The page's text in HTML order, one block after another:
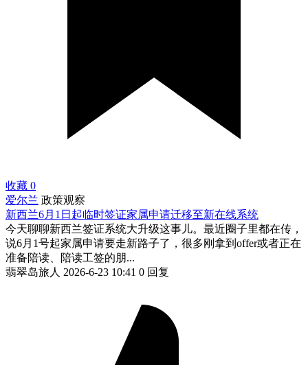
收藏 0
爱尔兰 政策观察
新西兰6月1日起临时签证家属申请迁移至新在线系统
今天聊聊新西兰签证系统大升级这事儿。最近圈子里都在传，
说6月1号起家属申请要走新路子了，很多刚拿到offer或者正在
准备陪读、陪读工签的朋...
翡翠岛旅人 2026-6-23 10:41 0 回复